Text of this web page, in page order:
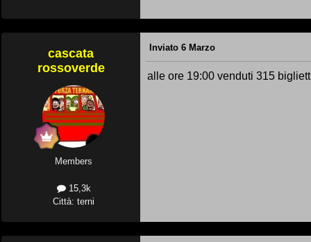
cascata
rossoverde
Members
15,3k
Città: terni
Inviato 6 Marzo
alle ore 19:00 venduti 315